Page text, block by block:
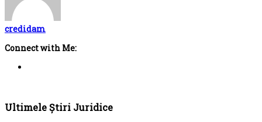
credidam
Connect with Me:
Ultimele Știri Juridice